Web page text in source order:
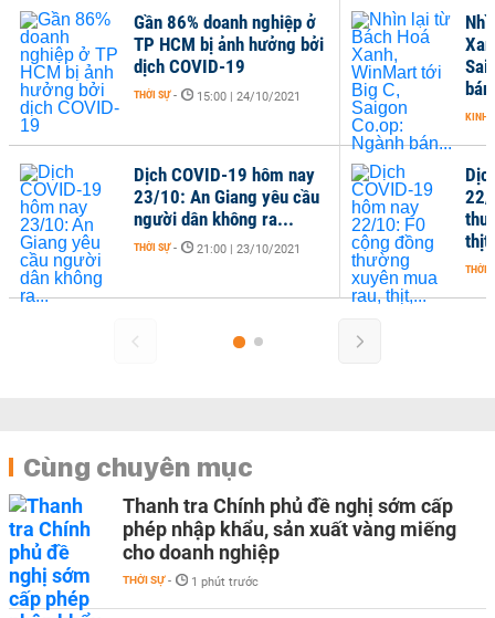
Gần 86% doanh nghiệp ở
TP HCM bị ảnh hưởng bởi
dịch COVID-19
THỜI SỰ - 15:00 | 24/10/2021
Dịch COVID-19 hôm nay
23/10: An Giang yêu cầu
người dân không ra...
THỜI SỰ - 21:00 | 23/10/2021
KINH
22/
THỜI
Cùng chuyên mục
Thanh tra Chính phủ đề nghị sớm cấp
phép nhập khẩu, sản xuất vàng miếng
cho doanh nghiệp
THỜI SỰ - 1 phút trước